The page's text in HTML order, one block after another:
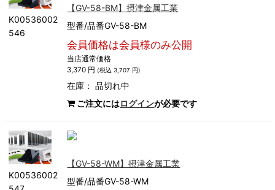
K00536002
546
【GV-58-BM】摂津金属工業
型番/品番GV-58-BM
会員価格は会員様のみ公開
当店通常価格
3,370 円 (税込 3,707 円)
在庫：品切れ中
ご注文にはログインが必要です
K00536002
【GV-58-WM】摂津金属工業
型番/品番GV-58-WM